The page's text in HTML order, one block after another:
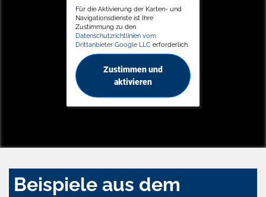
Für die Aktivierung der Karten- und
Navigationsdienste ist Ihre
Zustimmung zu den
Datenschutzrichtlinien vom
Drittanbieter Google LLC erforderlich.
Zustimmen und
aktivieren
Beispiele aus dem